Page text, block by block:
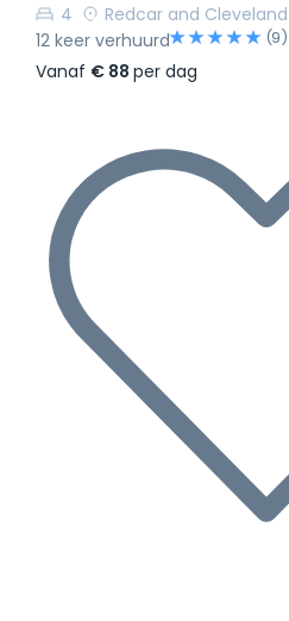
4
Redcar and Cleveland
12 keer verhuurd
(9)
Vanaf € 88 per dag